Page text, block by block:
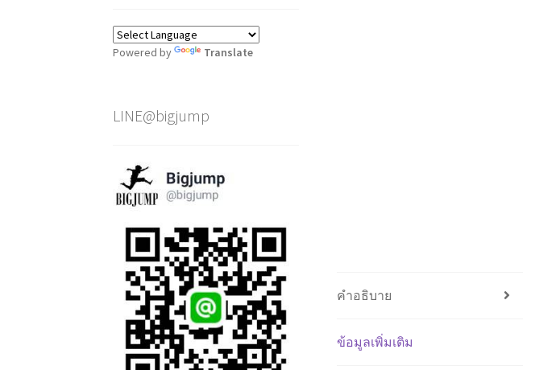
คำอธิบาย
ข้อมูลเพิ่มเติม
Powered by Translate
LINE@bigjump